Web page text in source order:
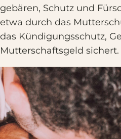
gebären, Schutz und
etwa durch das
das Kündigungsschutz,
Mutterschaftsgeld sichert.